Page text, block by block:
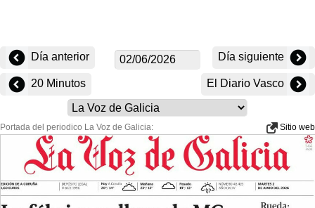
Día anterior Día siguiente
20 Minutos El Diario Vasco
Portada del periodico La Voz de Galicia: Sitio web